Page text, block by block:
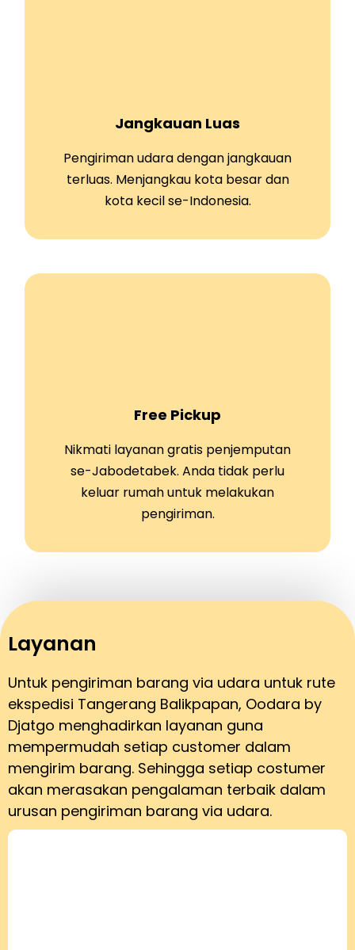
Jangkauan Luas
Pengiriman udara dengan jangkauan
terluas. Menjangkau kota besar dan
kota kecil se-Indonesia.
Free Pickup
Nikmati layanan gratis penjemputan
se-Jabodetabek. Anda tidak perlu
keluar rumah untuk melakukan
pengiriman.
Layanan
Untuk pengiriman barang via udara untuk rute
ekspedisi Tangerang Balikpapan, Oodara by
Djatgo menghadirkan layanan guna
mempermudah setiap customer dalam
mengirim barang. Sehingga setiap costumer
akan merasakan pengalaman terbaik dalam
urusan pengiriman barang via udara.